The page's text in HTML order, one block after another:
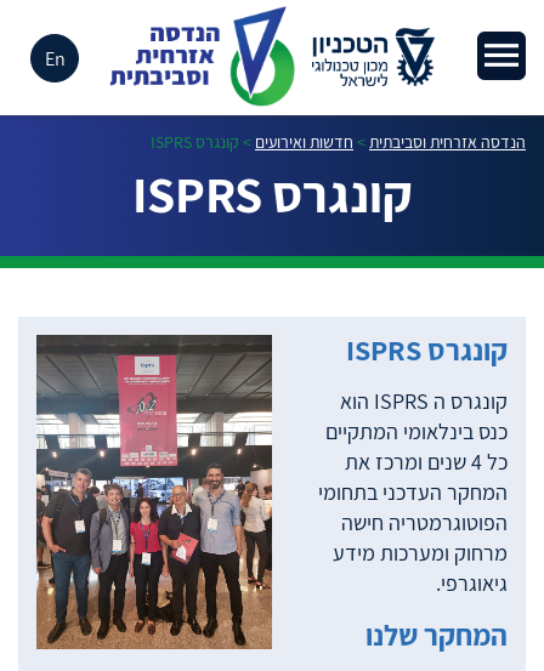
En
הנדסה אזרחית וסביבתית> חדשות ואירועים > קונגרס ISPRS
קונגרס ISPRS
קונגרס ISPRS
קונגרס ה ISPRS הוא
כנס בינלאומי המתקיים
כל 4 שנים ומרכז את
המחקר העדכני בתחומי
הפוטוגרמטריה חישה
מרחוק ומערכות מידע
גיאוגרפי.
המחקר שלנו